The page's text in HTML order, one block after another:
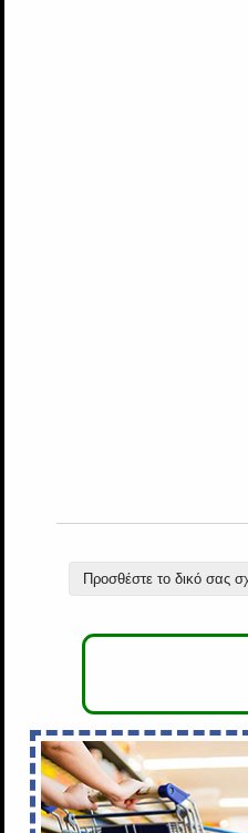
Προσθέστε το δικό σας